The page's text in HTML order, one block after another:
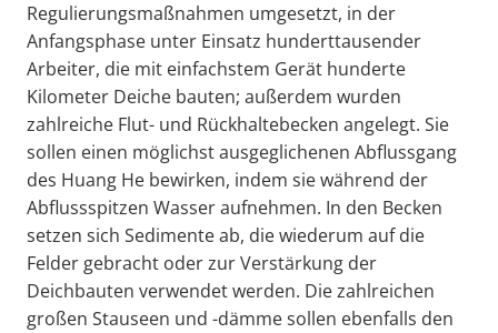
Regulierungsmaßnahmen umgesetzt, in der
Anfangsphase unter Einsatz hunderttausender
Arbeiter, die mit einfachstem Gerät hunderte
Kilometer Deiche bauten; außerdem wurden
zahlreiche Flut- und Rückhaltebecken angelegt. Sie
sollen einen möglichst ausgeglichenen Abflussgang
des Huang He bewirken, indem sie während der
Abflussspitzen Wasser aufnehmen. In den Becken
setzen sich Sedimente ab, die wiederum auf die
Felder gebracht oder zur Verstärkung der
Deichbauten verwendet werden. Die zahlreichen
großen Stauseen und -dämme sollen ebenfalls den